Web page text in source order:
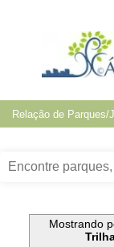
Mostrando